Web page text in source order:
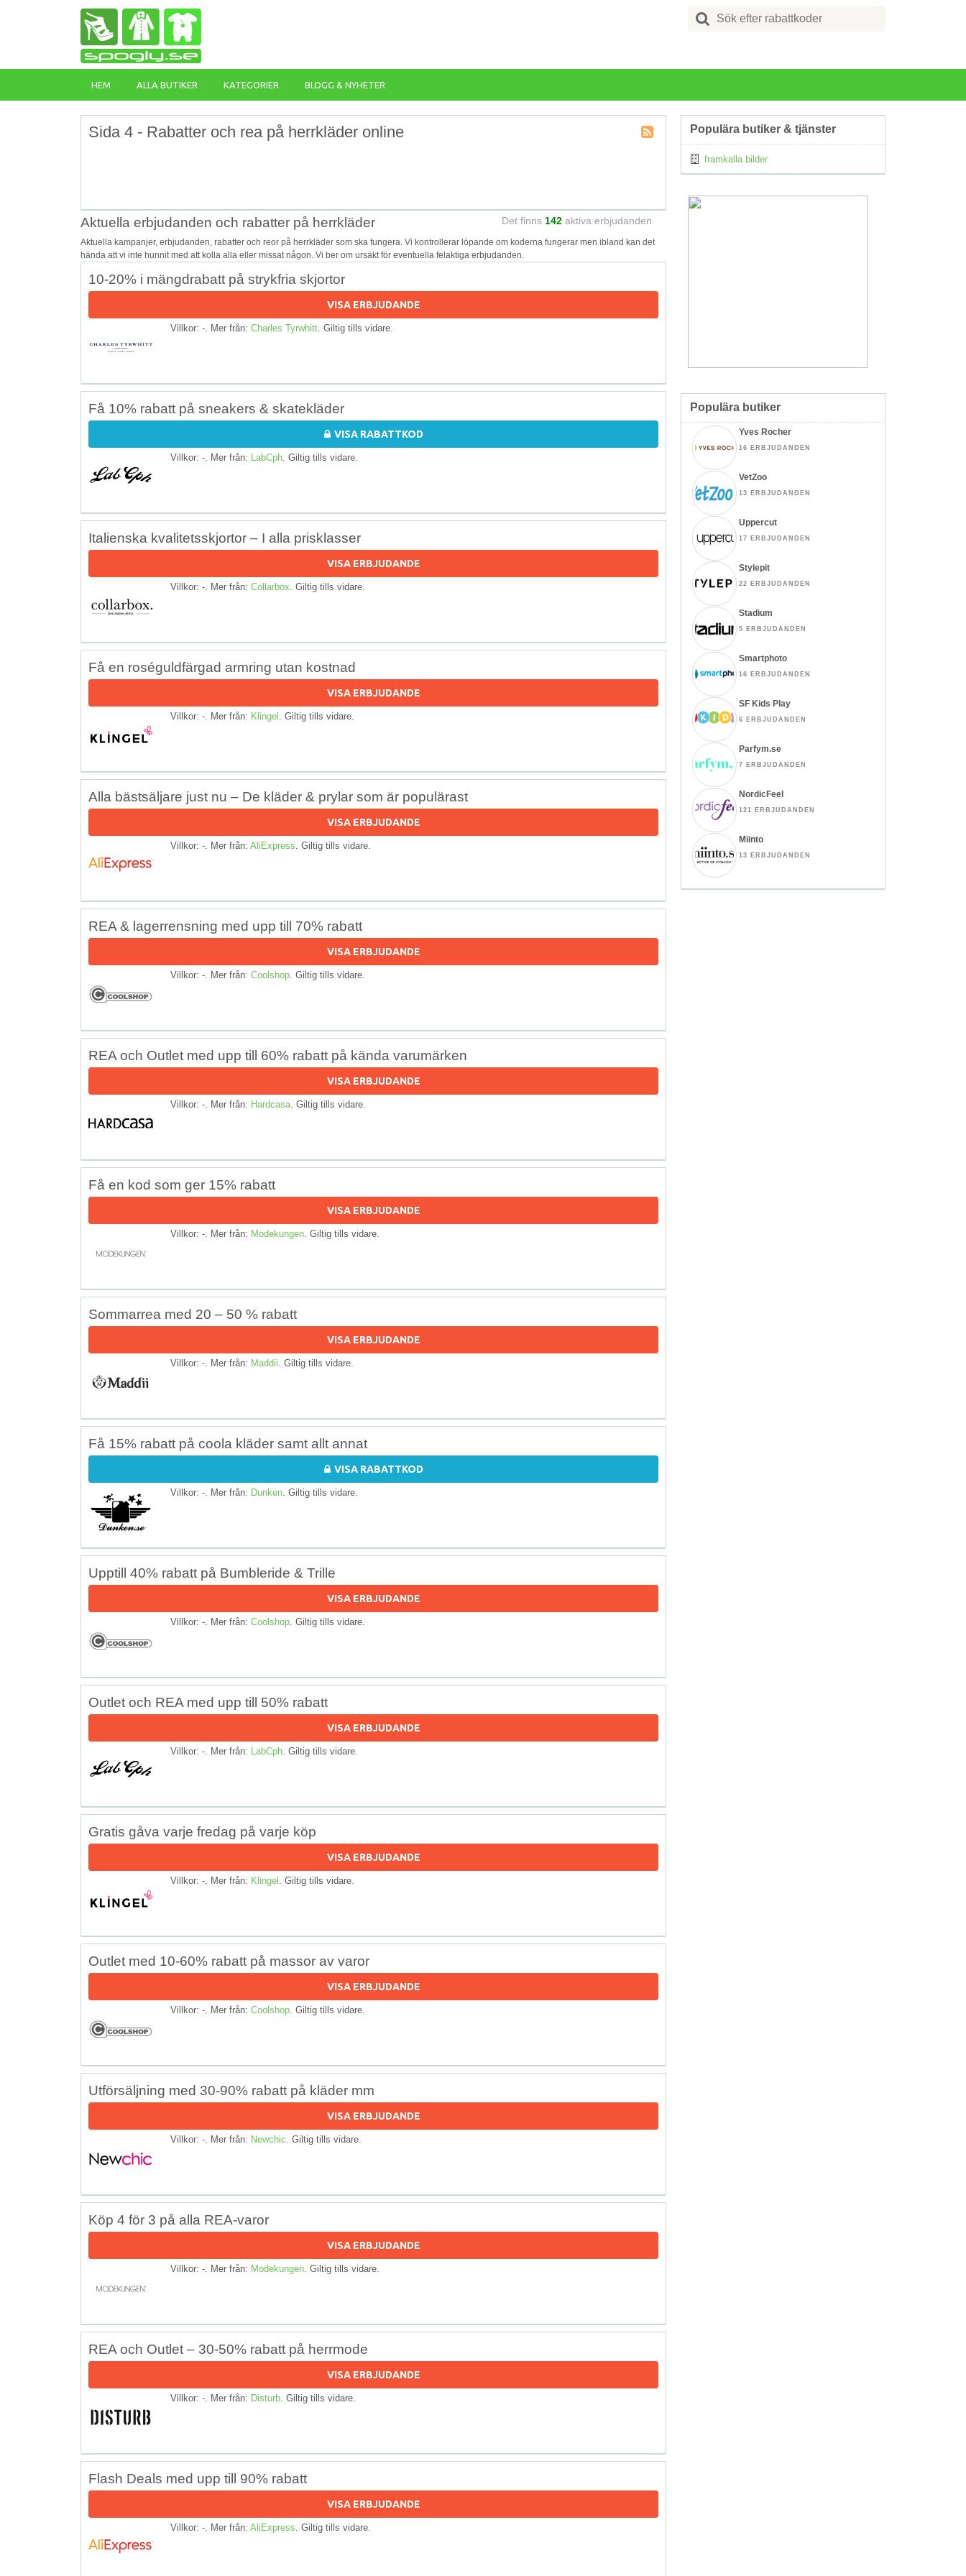
Search
for:
HEM ALLA BUTIKER KATEGORIER BLOGG & NYHETER
Sida 4 - Rabatter och rea på herrkläder online
Aktuella erbjudanden och rabatter på herrkläder Det finns 142 aktiva erbjudanden
Aktuella kampanjer, erbjudanden, rabatter och reor på herrkläder som ska fungera. Vi kontrollerar löpande om koderna fungerar men ibland kan det
hända att vi inte hunnit med att kolla alla eller missat någon. Vi ber om ursäkt för eventuella felaktiga erbjudanden.
10-20% i mängdrabatt på strykfria skjortor
VISA ERBJUDANDE
Villkor: -. Mer från: Charles Tyrwhitt . Giltig tills vidare.
Få 10% rabatt på sneakers & skatekläder
VISA RABATTKOD
Villkor: -. Mer från: LabCph . Giltig tills vidare.
Italienska kvalitetsskjortor – I alla prisklasser
VISA ERBJUDANDE
Villkor: -. Mer från: Collarbox . Giltig tills vidare.
Få en roséguldfärgad armring utan kostnad
VISA ERBJUDANDE
Villkor: -. Mer från: Klingel . Giltig tills vidare.
Alla bästsäljare just nu – De kläder & prylar som är populärast
VISA ERBJUDANDE
Villkor: -. Mer från: AliExpress . Giltig tills vidare.
REA & lagerrensning med upp till 70% rabatt
VISA ERBJUDANDE
Villkor: -. Mer från: Coolshop . Giltig tills vidare.
REA och Outlet med upp till 60% rabatt på kända varumärken
VISA ERBJUDANDE
Villkor: -. Mer från: Hardcasa . Giltig tills vidare.
Få en kod som ger 15% rabatt
VISA ERBJUDANDE
Villkor: -. Mer från: Modekungen . Giltig tills vidare.
Sommarrea med 20 – 50 % rabatt
VISA ERBJUDANDE
Villkor: -. Mer från: Maddii . Giltig tills vidare.
Få 15% rabatt på coola kläder samt allt annat
VISA RABATTKOD
Villkor: -. Mer från: Dunken . Giltig tills vidare.
Upptill 40% rabatt på Bumbleride & Trille
VISA ERBJUDANDE
Villkor: -. Mer från: Coolshop . Giltig tills vidare.
Outlet och REA med upp till 50% rabatt
VISA ERBJUDANDE
Villkor: -. Mer från: LabCph . Giltig tills vidare.
Gratis gåva varje fredag på varje köp
VISA ERBJUDANDE
Villkor: -. Mer från: Klingel . Giltig tills vidare.
Outlet med 10-60% rabatt på massor av varor
VISA ERBJUDANDE
Villkor: -. Mer från: Coolshop . Giltig tills vidare.
Utförsäljning med 30-90% rabatt på kläder mm
VISA ERBJUDANDE
Villkor: -. Mer från: Newchic . Giltig tills vidare.
Köp 4 för 3 på alla REA-varor
VISA ERBJUDANDE
Villkor: -. Mer från: Modekungen . Giltig tills vidare.
REA och Outlet – 30-50% rabatt på herrmode
VISA ERBJUDANDE
Villkor: -. Mer från: Disturb . Giltig tills vidare.
Flash Deals med upp till 90% rabatt
VISA ERBJUDANDE
Villkor: -. Mer från: AliExpress . Giltig tills vidare.
Populära butiker & tjänster
framkalla bilder
Populära butiker
Yves Rocher
16 ERBJUDANDEN
VetZoo
13 ERBJUDANDEN
Uppercut
17 ERBJUDANDEN
Stylepit
22 ERBJUDANDEN
Stadium
5 ERBJUDANDEN
Smartphoto
16 ERBJUDANDEN
SF Kids Play
6 ERBJUDANDEN
Parfym.se
7 ERBJUDANDEN
NordicFeel
121 ERBJUDANDEN
Miinto
13 ERBJUDANDEN